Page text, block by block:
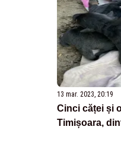
13 mar. 2023, 20:19
Cinci căței și
Timișoara,